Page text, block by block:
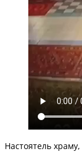
Настоятель